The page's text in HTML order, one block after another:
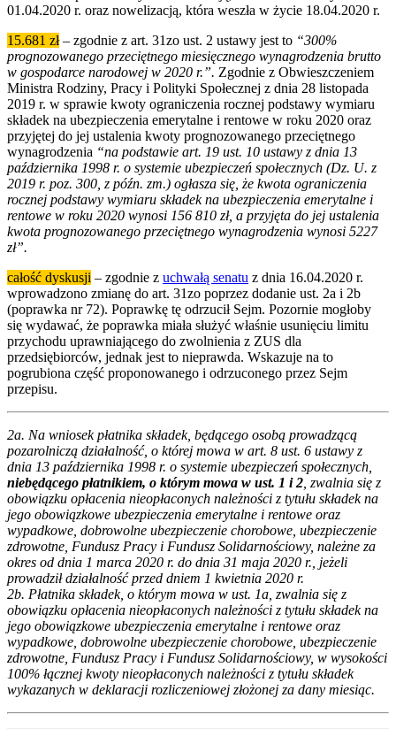
01.04.2020 r. oraz nowelizacją, która weszła w życie 18.04.2020 r.
15.681 zł– zgodnie z art. 31zo ust. 2 ustawy jest to “300%
prognozowanego przeciętnego miesięcznego wynagrodzenia brutto
w gospodarce narodowej w 2020 r.”. Zgodnie z Obwieszczeniem
Ministra Rodziny, Pracy i Polityki Społecznej z dnia 28 listopada
2019 r. w sprawie kwoty ograniczenia rocznej podstawy wymiaru
składek na ubezpieczenia emerytalne i rentowe w roku 2020 oraz
przyjętej do jej ustalenia kwoty prognozowanego przeciętnego
wynagrodzenia “na podstawie art. 19 ust. 10 ustawy z dnia 13
października 1998 r. o systemie ubezpieczeń społecznych (Dz. U. z
2019 r. poz. 300, z późn. zm.) ogłasza się, że kwota ograniczenia
rocznej podstawy wymiaru składek na ubezpieczenia emerytalne i
rentowe w roku 2020 wynosi 156 810 zł, a przyjęta do jej ustalenia
kwota prognozowanego przeciętnego wynagrodzenia wynosi 5227
zł”.
całość dyskusji – zgodnie z uchwałą senatu z dnia 16.04.2020 r.
wprowadzono zmianę do art. 31zo poprzez dodanie ust. 2a i 2b
(poprawka nr 72). Poprawkę tę odrzucił Sejm. Pozornie mogłoby
się wydawać, że poprawka miała służyć właśnie usunięciu limitu
przychodu uprawniającego do zwolnienia z ZUS dla
przedsiębiorców, jednak jest to nieprawda. Wskazuje na to
pogrubiona część proponowanego i odrzuconego przez Sejm
przepisu.
2a. Na wniosek płatnika składek, będącego osobą prowadzącą
pozarolniczą działalność, o której mowa w art. 8 ust. 6 ustawy z
dnia 13 października 1998 r. o systemie ubezpieczeń społecznych,
niebędącego płatnikiem, o którym mowa w ust. 1 i 2 , zwalnia się z
obowiązku opłacenia nieopłaconych należności z tytułu składek na
jego obowiązkowe ubezpieczenia emerytalne i rentowe oraz
wypadkowe, dobrowolne ubezpieczenie chorobowe, ubezpieczenie
zdrowotne, Fundusz Pracy i Fundusz Solidarnościowy, należne za
okres od dnia 1 marca 2020 r. do dnia 31 maja 2020 r., jeżeli
prowadził działalność przed dniem 1 kwietnia 2020 r.
2b. Płatnika składek, o którym mowa w ust. 1a, zwalnia się z
obowiązku opłacenia nieopłaconych należności z tytułu składek na
jego obowiązkowe ubezpieczenia emerytalne i rentowe oraz
wypadkowe, dobrowolne ubezpieczenie chorobowe, ubezpieczenie
zdrowotne, Fundusz Pracy i Fundusz Solidarnościowy, w wysokości
100% łącznej kwoty nieopłaconych należności z tytułu składek
wykazanych w deklaracji rozliczeniowej złożonej za dany miesiąc.